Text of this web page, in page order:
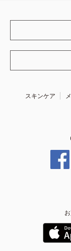
スキンケア